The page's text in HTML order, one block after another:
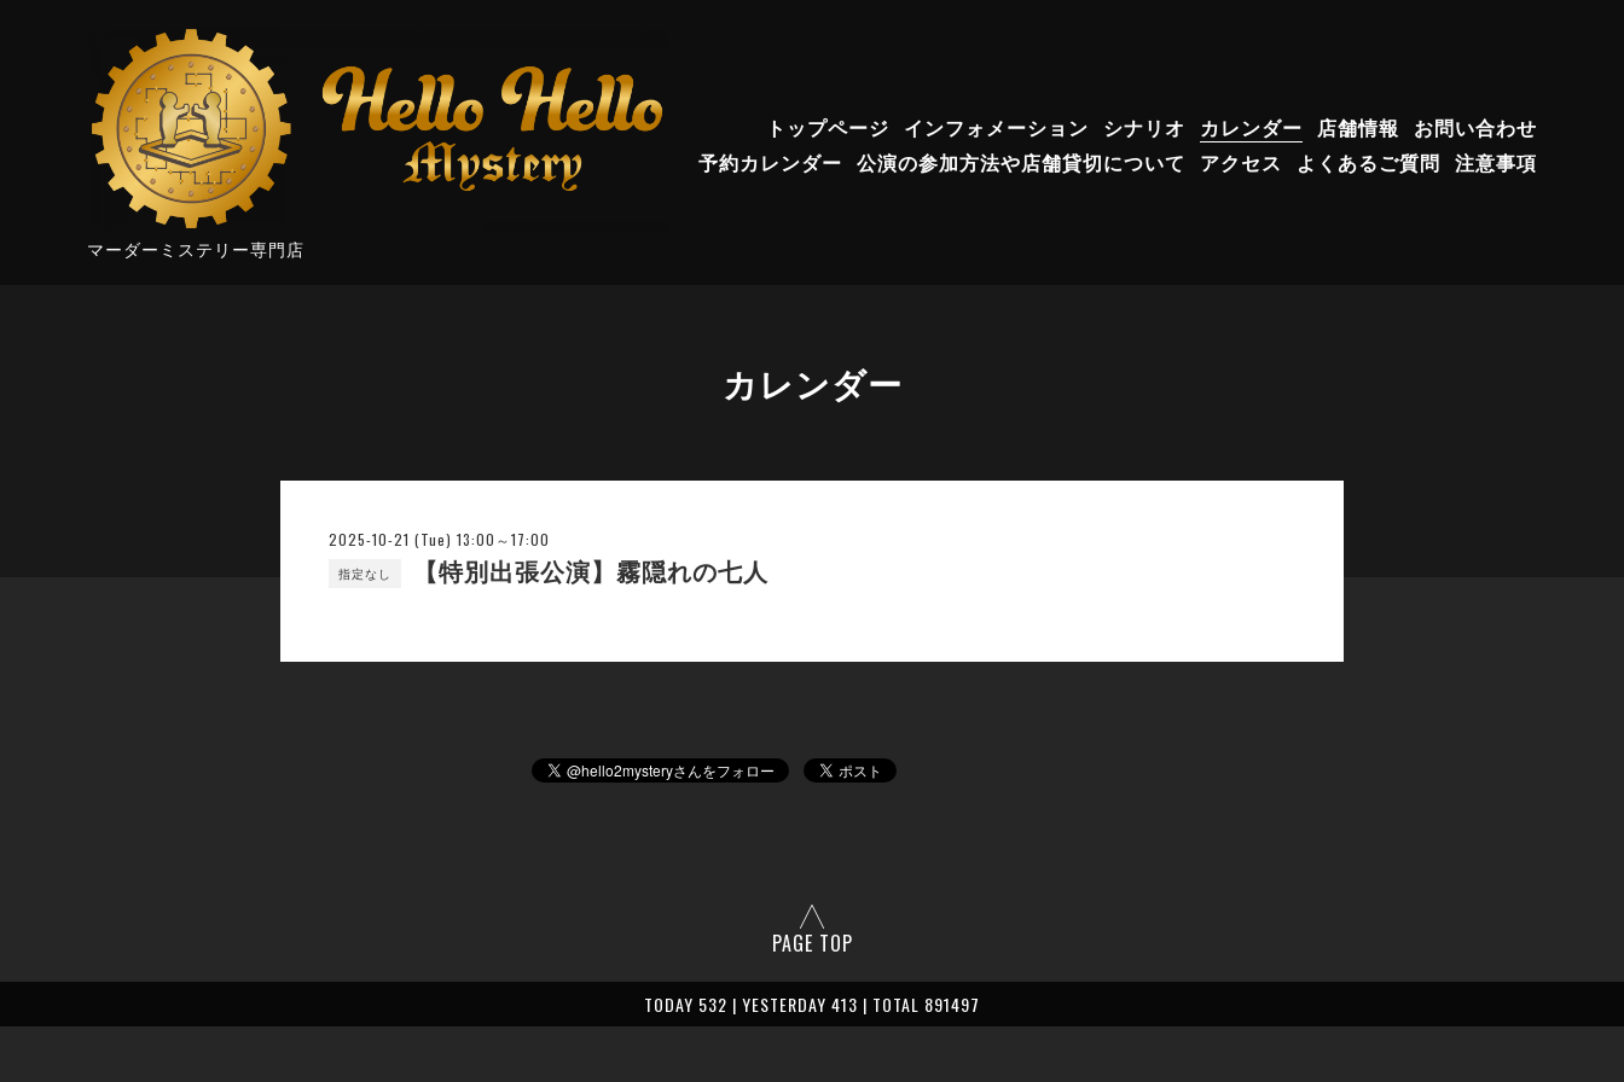
マーダーミステリー専門店
トップページ インフォメーション シナリオ カレンダー 店舗情報
お問い合わせ
予約カレンダー 公演の参加方法や店舗貸切について アクセス よくあるご質問 注意事項
カレンダー
2025-10-21 (Tue) 13:00～17:00
指定なし 【特別出張公演】霧隠れの七人
PAGE TOP
TODAY 532 | YESTERDAY 413 | TOTAL 891497